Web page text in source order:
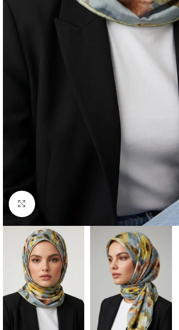
Click to enlarge